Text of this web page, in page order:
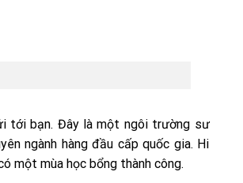
tới bạn. Đây là một ngôi trường sư
ngành hàng đầu cấp quốc gia. Hi
một mùa học bổng thành công.